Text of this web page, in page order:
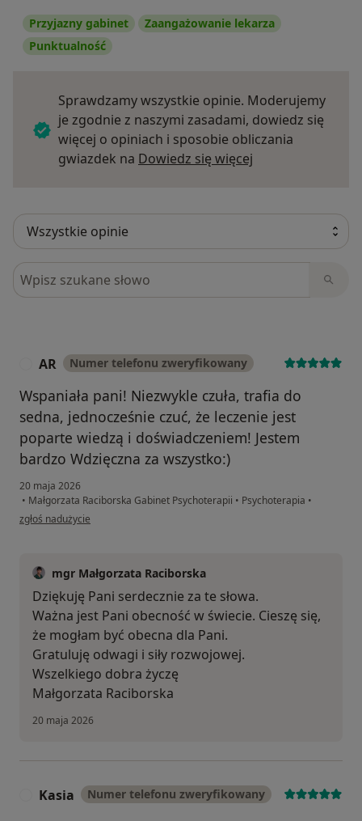
Przyjazny gabinet
Zaangażowanie lekarza
Punktualność
Sprawdzamy wszystkie opinie. Moderujemy
je zgodnie z naszymi zasadami, dowiedz się
więcej o opiniach i sposobie obliczania
gwiazdek na Dowiedz się więcej
Szukaj w opiniach
AR Numer telefonu zweryfikowany
Wspaniała pani! Niezwykle czuła, trafia do
sedna, jednocześnie czuć, że leczenie jest
poparte wiedzą i doświadczeniem! Jestem
bardzo Wdzięczna za wszystko:)
20 maja 2026
• Małgorzata Raciborska Gabinet Psychoterapii • Psychoterapia •
w opinii użytkownika AR
zgłoś nadużycie
mgr Małgorzata Raciborska
Dziękuję Pani serdecznie za te słowa.
Ważna jest Pani obecność w świecie. Cieszę się,
że mogłam być obecna dla Pani.
Gratuluję odwagi i siły rozwojowej.
Wszelkiego dobra życzę
Małgorzata Raciborska
20 maja 2026
Kasia Numer telefonu zweryfikowany